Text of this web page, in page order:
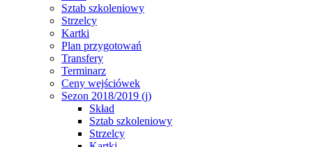
Sztab szkoleniowy
Strzelcy
Kartki
Plan przygotowań
Transfery
Terminarz
Ceny wejściówek
Sezon 2018/2019 (j)
Skład
Sztab szkoleniowy
Strzelcy